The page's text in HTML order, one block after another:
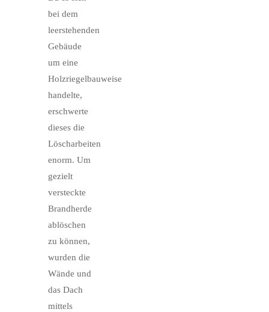
bei dem
leerstehenden
Gebäude
um eine
Holzriegelbauweise
handelte,
erschwerte
dieses die
Löscharbeiten
enorm. Um
gezielt
versteckte
Brandherde
ablöschen
zu können,
wurden die
Wände und
das Dach
mittels